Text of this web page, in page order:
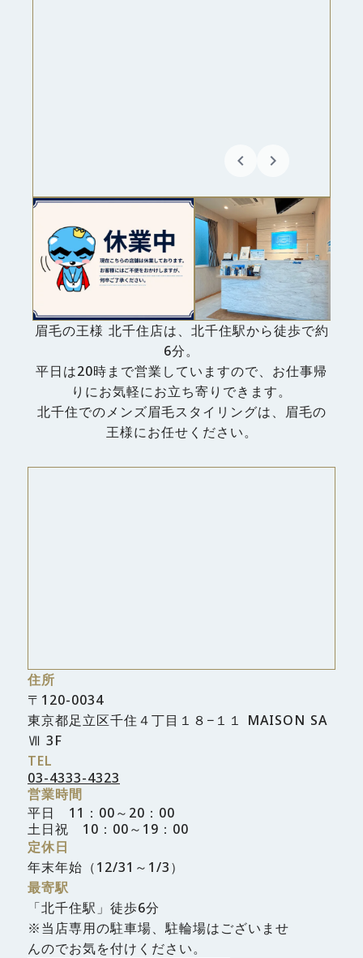
keyboard_arrow_left keyboard_arrow_right
眉毛の王様 北千住店は、北千住駅から徒歩で約
6分。
平日は20時まで営業していますので、お仕事帰
りにお気軽にお立ち寄りできます。
北千住でのメンズ眉毛スタイリングは、眉毛の
王様にお任せください。
住所
〒120-0034
東京都足立区千住４丁目１８−１１ MAISON SA
Ⅶ 3F
TEL
03-4333-4323
営業時間
平日 11：00～20：00
土日祝 10：00～19：00
定休日
年末年始（12/31～1/3）
最寄駅
「北千住駅」徒歩6分
※当店専用の駐車場、駐輪場はございませ
んのでお気を付けください。